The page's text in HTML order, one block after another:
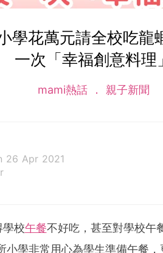
學花萬元請全校吃
一次「幸福創意料理」
mami熱話 親子新聞
26 Apr 2021
學校午餐不好吃，甚至對學校午
小學非常用心為學生準備午餐